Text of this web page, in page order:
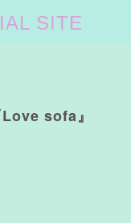
SITE
sofa』